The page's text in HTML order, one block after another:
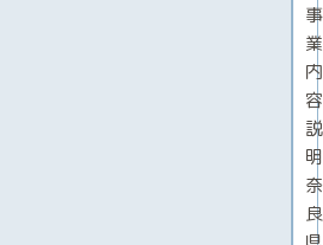
事
業
内
容
説
奈
良